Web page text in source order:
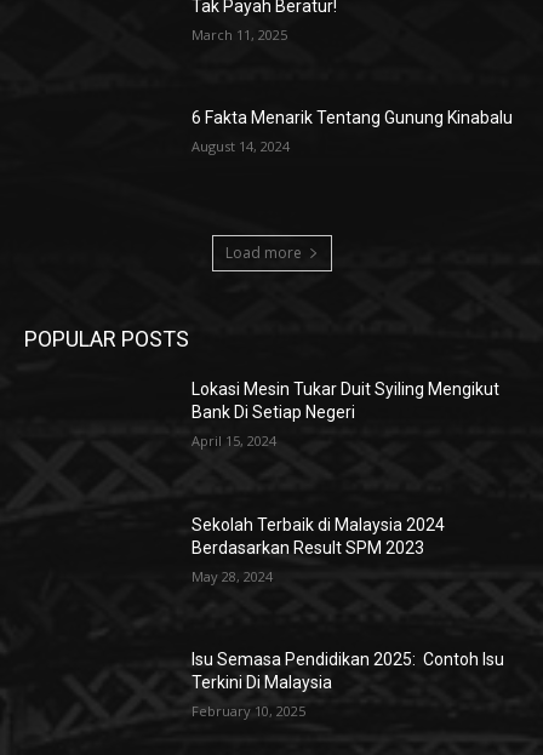
Tak Payah Beratur!
March 11, 2025
6 Fakta Menarik Tentang Gunung Kinabalu
August 14, 2024
Load more
POPULAR POSTS
Lokasi Mesin Tukar Duit Syiling Mengikut
Bank Di Setiap Negeri
April 15, 2024
Sekolah Terbaik di Malaysia 2024
Berdasarkan Result SPM 2023
May 28, 2024
Isu Semasa Pendidikan 2025: Contoh Isu
Terkini Di Malaysia
February 10, 2025